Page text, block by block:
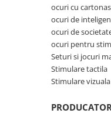
ocuri cu
ocuri de
ocuri de
ocuri pentru
Seturi si jocuri
Stimulare tactila
Stimulare vizuala